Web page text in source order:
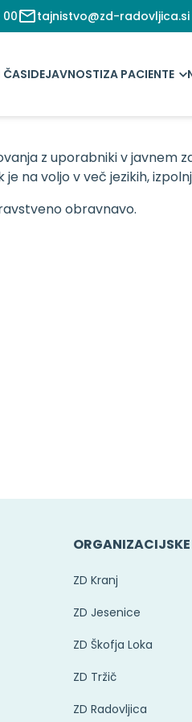
00 tajnistvo@zd-radovljica.si
ČASIDEJAVNOSTIZA PACIENTE
z uporabniki v
na voljo v več jezikih,
obravnavo.
ORGANIZACIJSKE
ZD Kranj
ZD Jesenice
ZD Škofja Loka
ZD Tržič
ZD Radovljica